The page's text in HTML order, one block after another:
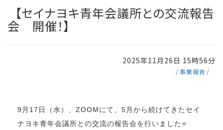
【セイナヨキ青年会議所との交流報告
会 開催！】
2025年11月26日 15時56分
事業報告
9月17日（水）、ZOOMにて、5月から続けてきたセイ
ナヨキ青年会議所との交流の報告会を行いました⭐